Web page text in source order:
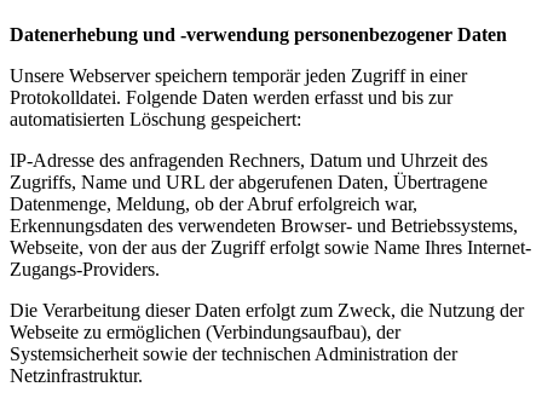
Datenerhebung und -verwendung personenbezogener Daten
Unsere Webserver speichern temporär jeden Zugriff in einer
Protokolldatei. Folgende Daten werden erfasst und bis zur
automatisierten Löschung gespeichert:
IP-Adresse des anfragenden Rechners, Datum und Uhrzeit des
Zugriffs, Name und URL der abgerufenen Daten, Übertragene
Datenmenge, Meldung, ob der Abruf erfolgreich war,
Erkennungsdaten des verwendeten Browser- und Betriebssystems,
Webseite, von der aus der Zugriff erfolgt sowie Name Ihres Internet-
Zugangs-Providers.
Die Verarbeitung dieser Daten erfolgt zum Zweck, die Nutzung der
Webseite zu ermöglichen (Verbindungsaufbau), der
Systemsicherheit sowie der technischen Administration der
Netzinfrastruktur.